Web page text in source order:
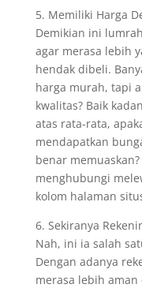
5. Memiliki Harga
Demikian ini
agar merasa lebih
hendak dibeli.
harga murah, tapi
kwalitas? Baik
atas rata-rata,
mendapatkan
benar
menghubungi
kolom halaman
6. Sekiranya
Nah, ini ia salah
Dengan adanya
merasa lebih